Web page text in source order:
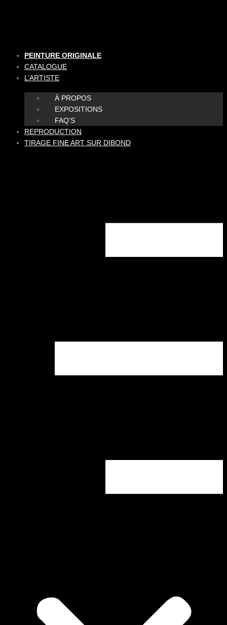
PEINTURE ORIGINALE
CATALOGUE
L’ARTISTE
À PROPOS
EXPOSITIONS
FAQ’S
REPRODUCTION
TIRAGE FINE ART SUR DIBOND